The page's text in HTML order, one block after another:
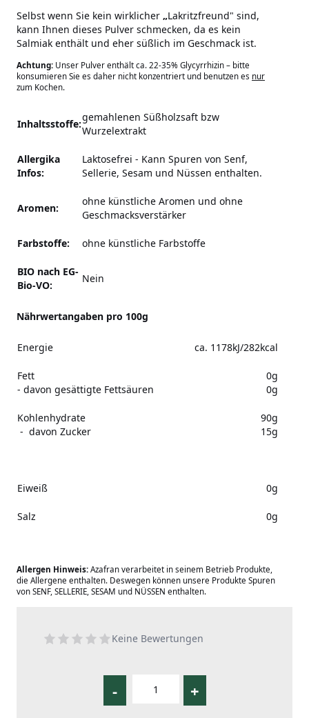
Selbst wenn Sie kein wirklicher „Lakritzfreund" sind,
kann Ihnen dieses Pulver schmecken, da es kein
Salmiak enthält und eher süßlich im Geschmack ist.
Achtung: Unser Pulver enthält ca. 22-35% Glycyrrhizin – bitte
konsumieren Sie es daher nicht konzentriert und benutzen es nur
zum Kochen.
Inhaltsstoffe:
gemahlenen Süßholzsaft bzw
Wurzelextrakt
Allergika
Infos:
Laktosefrei - Kann Spuren von Senf,
Sellerie, Sesam und Nüssen enthalten.
Aromen:
ohne künstliche Aromen und ohne
Geschmacksverstärker
Farbstoffe: ohne künstliche Farbstoffe
BIO nach EG-
Bio-VO:
Nein
Nährwertangaben pro 100g
Energie ca. 1178kJ/282kcal
Fett
- davon gesättigte Fettsäuren
0g
0g
Kohlenhydrate
- davon Zucker
90g
15g
Eiweiß 0g
Salz 0g
Allergen Hinweis: Azafran verarbeitet in seinem Betrieb Produkte,
die Allergene enthalten. Deswegen können unsere Produkte Spuren
von SENF, SELLERIE, SESAM und NÜSSEN enthalten.
Keine Bewertungen
- +